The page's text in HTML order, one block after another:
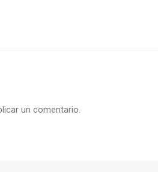
un comentario.